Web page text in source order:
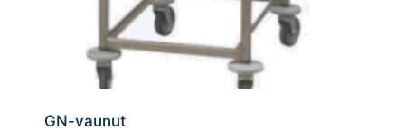
GN-vaunut